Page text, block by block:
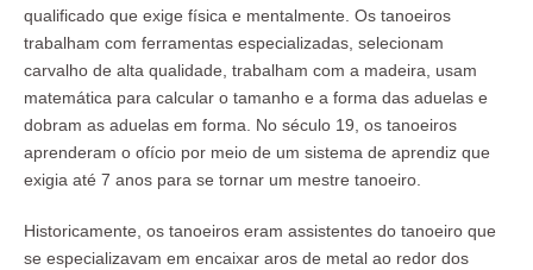
qualificado que exige física e mentalmente. Os tanoeiros
trabalham com ferramentas especializadas, selecionam
carvalho de alta qualidade, trabalham com a madeira, usam
matemática para calcular o tamanho e a forma das aduelas e
dobram as aduelas em forma. No século 19, os tanoeiros
aprenderam o ofício por meio de um sistema de aprendiz que
exigia até 7 anos para se tornar um mestre tanoeiro.
Historicamente, os tanoeiros eram assistentes do tanoeiro que
se especializavam em encaixar aros de metal ao redor dos